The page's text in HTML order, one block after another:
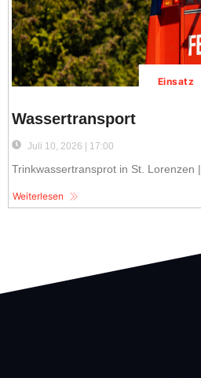
Einsatz
Wassertransport
Juli 10, 2026 | 17:00
Trinkwassertransprot in St. Lorenzen
Weiterlesen